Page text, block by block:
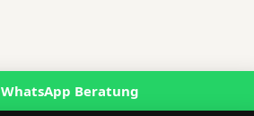
WhatsApp Beratung